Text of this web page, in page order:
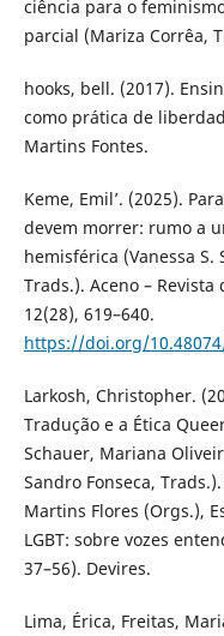
ciência para o
parcial (Mariza Corrêa,
hooks, bell. (2017).
como prática de
Martins Fontes.
Keme, Emil’. (2025).
devem morrer: rumo a
hemisférica (Vanessa S.
Trads.). Aceno –
12(28), 619–640.
https://doi.org/
Larkosh, Christopher.
Tradução e a Ética
Schauer, Mariana
Sandro Fonseca,
Martins Flores (Orgs.),
LGBT: sobre vozes
37–56). Devires.
Lima, Érica, Freitas,